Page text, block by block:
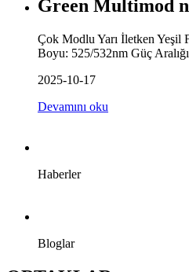
Green Multimod
Çok Modlu Yarı İletken Yeşil
Boyu: 525/532nm Güç
2025-10-17
Devamını oku
Haberler
Bloglar